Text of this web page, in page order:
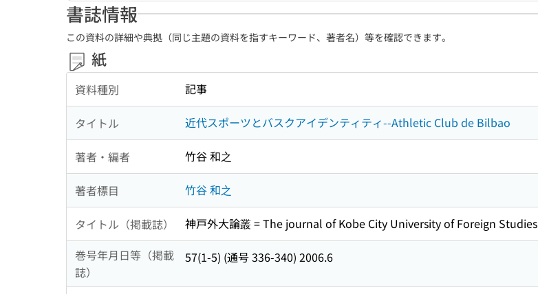
書誌情報
この資料の詳細や典拠（同じ主題の資料を指すキーワード、著者名）等を確認できます。
紙
資料種別 記事
タイトル 近代スポーツとバスクアイデンティティ--Athletic Club de Bilbao
著者・編者 竹谷 和之
著者標目 竹谷 和之
タイトル（掲載誌）
神戸外大論叢 = The journal of Kobe City University of Foreign Studies
巻号年月日等（掲載
誌）
57(1-5) (通号 336-340) 2006.6